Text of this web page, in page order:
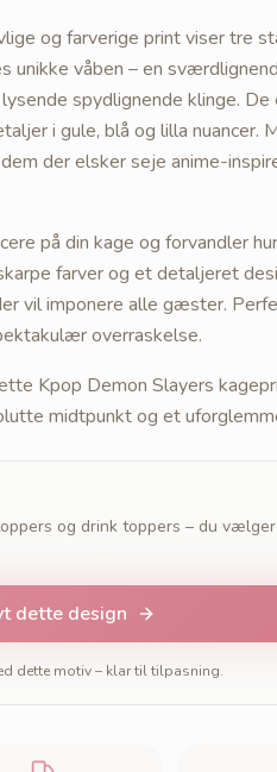
og farverige print viser tre
unikke våben – en
spydlignende klinge.
i gule, blå og lilla nuancer.
der elsker seje anime-
på din kage og forvandler
farver og et detaljeret
vil imponere alle gæster.
overraskelse.
Kpop Demon Slayers
midtpunkt og et
og drink toppers – du
dette design
dette motiv – klar til tilpasning.